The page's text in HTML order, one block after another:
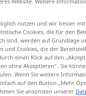
nutzen und wir besser
Cookies, die für den
sind, werden auf Grundlage
und Cookies, die der
einen Klick auf den
ohne Akzeptieren“. Sie
Wenn Sie weitere
auf den Button „Mehr
Sie ansonsten unserer